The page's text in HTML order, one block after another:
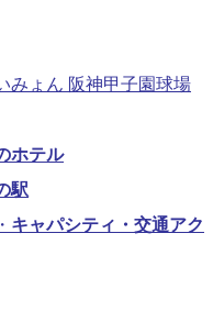
みょん 阪神甲子園球場
ホテル
駅
キャパシティ・交通アク